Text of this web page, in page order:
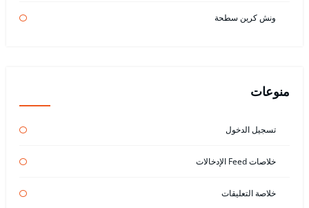
ونش كرين سطحة
منوعات
تسجيل الدخول
خلاصات Feed الإدخالات
خلاصة التعليقات